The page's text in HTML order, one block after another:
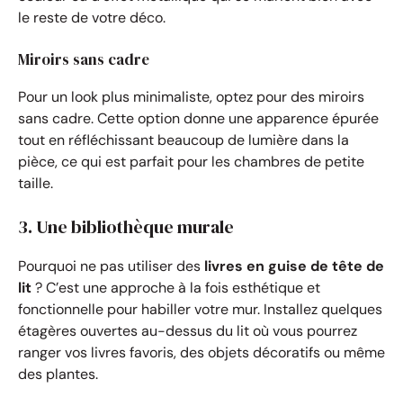
le reste de votre déco.
Miroirs sans cadre
Pour un look plus minimaliste, optez pour des miroirs
sans cadre. Cette option donne une apparence épurée
tout en réfléchissant beaucoup de lumière dans la
pièce, ce qui est parfait pour les chambres de petite
taille.
3. Une bibliothèque murale
Pourquoi ne pas utiliser des livres en guise de tête de
lit? C’est une approche à la fois esthétique et
fonctionnelle pour habiller votre mur. Installez quelques
étagères ouvertes au-dessus du lit où vous pourrez
ranger vos livres favoris, des objets décoratifs ou même
des plantes.